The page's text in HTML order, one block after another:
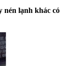
nén lạnh khác có